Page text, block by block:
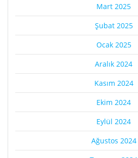
Mart 2025
Şubat 2025
Ocak 2025
Aralık 2024
Kasım 2024
Ekim 2024
Eylül 2024
Ağustos 2024